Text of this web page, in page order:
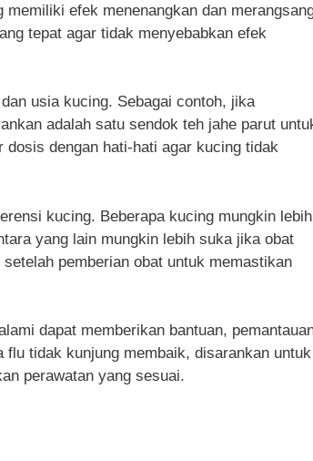
efek menenangkan dan
tepat agar tidak menyebabkan efek
usia kucing. Sebagai contoh, jika
adalah satu sendok teh jahe parut
dengan hati-hati agar kucing tidak
kucing. Beberapa kucing mungkin lebih
yang lain mungkin lebih suka jika obat
pemberian obat untuk memastikan
dapat memberikan bantuan,
tidak kunjung membaik, disarankan untuk
perawatan yang sesuai.